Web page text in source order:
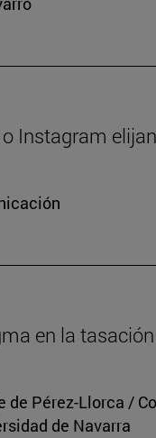
Instagram
en la
Pérez-Llorca /
de Navarra